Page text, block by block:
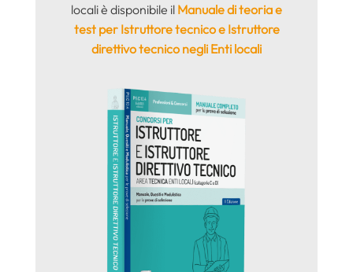
locali è disponibile il Manuale di teoria e
test per Istruttore tecnico e Istruttore
direttivo tecnico negli Enti locali